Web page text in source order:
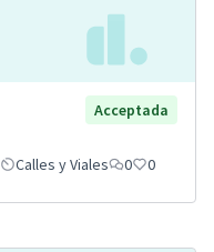
Acceptada
Calles y Viales 0 0